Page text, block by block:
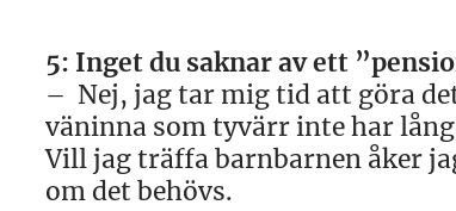
5: Inget du saknar av ett
– Nej, jag tar mig tid att göra
väninna som tyvärr inte har
Vill jag träffa barnbarnen åker
om det behövs.